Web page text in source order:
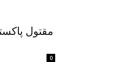
مقتول
0